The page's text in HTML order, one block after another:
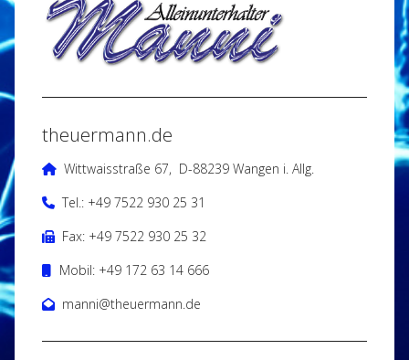
theuermann.de
Wittwaisstraße 67, D-88239 Wangen i. Allg.
Tel.: +49 7522 930 25 31
Fax: +49 7522 930 25 32
Mobil: +49 172 63 14 666
manni@theuermann.de